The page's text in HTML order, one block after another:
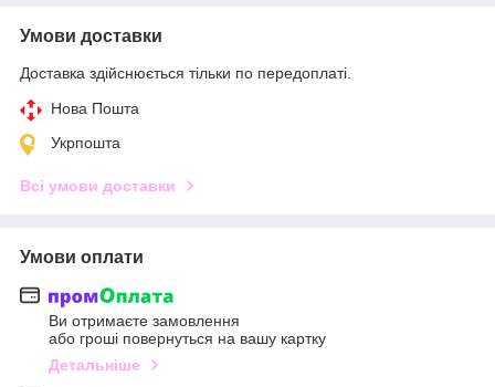
Умови доставки
Доставка здійснюється тільки по передоплаті.
Нова Пошта
Укрпошта
Всі умови доставки
Умови оплати
Ви отримаєте замовлення
або гроші повернуться на вашу картку
Детальніше